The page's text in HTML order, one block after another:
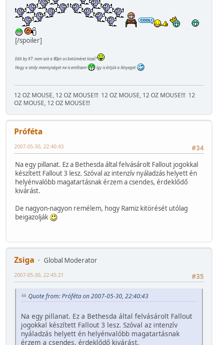
[/spoiler]
Edit by KT: nem sok a 80pt-os betűméret kissé?
Hogy a smily-mennyiséget ne is említsem
így is értjük a lényeget
12 OZ MOUSE, 12 OZ MOUSE!!! 12 OZ MOUSE, 12 OZ MOUSE!!! 12
OZ MOUSE, 12 OZ MOUSE!!!
Próféta
#34
2007-05-30, 22:40:43
Na egy pillanat. Ez a Bethesda által felvásárolt Fallout jogokkal
készített Fallout 3 lesz. Szóval az intenzív nyáladzás helyett én
helyénvalóbb magatartásnak érzem a csendes, érdeklődő
kivárást.
De nagyon-nagyon remélem, hogy Ramiz kitörését utólag
beigazolják
Zsiga
Global Moderator
#35
2007-05-30, 22:45:21
Quote from: Próféta on 2007-05-30, 22:40:43
Na egy pillanat. Ez a Bethesda által felvásárolt Fallout
jogokkal készített Fallout 3 lesz. Szóval az intenzív
nyáladzás helyett én helyénvalóbb magatartásnak
érzem a csendes, érdeklődő kivárást.